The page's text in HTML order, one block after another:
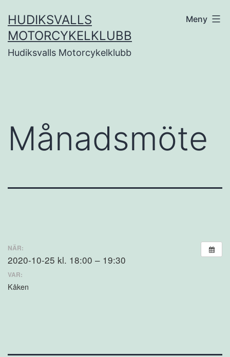
till
innehåll
HUDIKSVALLS
MOTORCYKELKLUBB
Hudiksvalls Motorcykelklubb
Meny
Månadsmöte
NÄR:
2020-10-25 kl. 18:00 – 19:30
VAR:
Kåken